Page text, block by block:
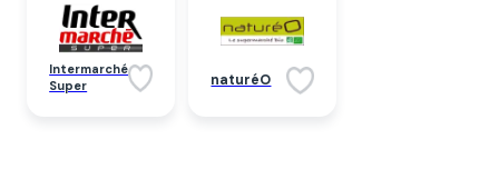
Intermarché
Super
naturéO